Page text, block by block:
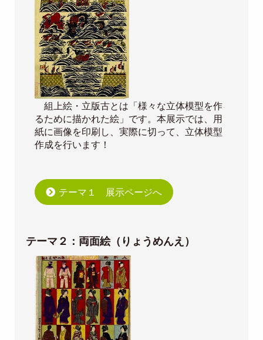
組上絵・立版古とは「様々な立体模型を作
るために描かれた絵」です。本展示では、用
紙に画像を印刷し、実際に切って、立体模型
作成を行います！
テーマ１ 展示ページへ
テーマ２：両面絵（りょうめんえ）
Image